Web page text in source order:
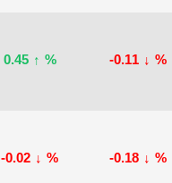
0.45 ↑ % -0.11 ↓ %
-0.02 ↓ % -0.18 ↓ %